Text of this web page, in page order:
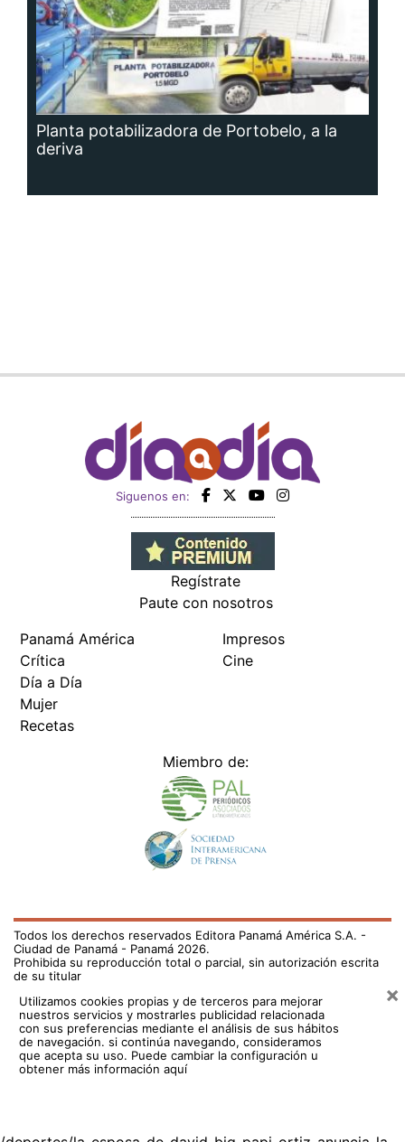
Planta potabilizadora de Portobelo, a la
deriva
Siguenos en:
Regístrate
Paute con nosotros
Panamá América
Crítica
Día a Día
Mujer
Recetas
Impresos
Cine
Miembro de:
Todos los derechos reservados Editora Panamá América S.A. -
Ciudad de Panamá - Panamá 2026.
Prohibida su reproducción total o parcial, sin autorización escrita
de su titular
Utilizamos cookies propias y de terceros para mejorar
nuestros servicios y mostrarles publicidad relacionada
con sus preferencias mediante el análisis de sus hábitos
de navegación. si continúa navegando, consideramos
que acepta su uso. Puede cambiar la configuración u
obtener más información aquí
×